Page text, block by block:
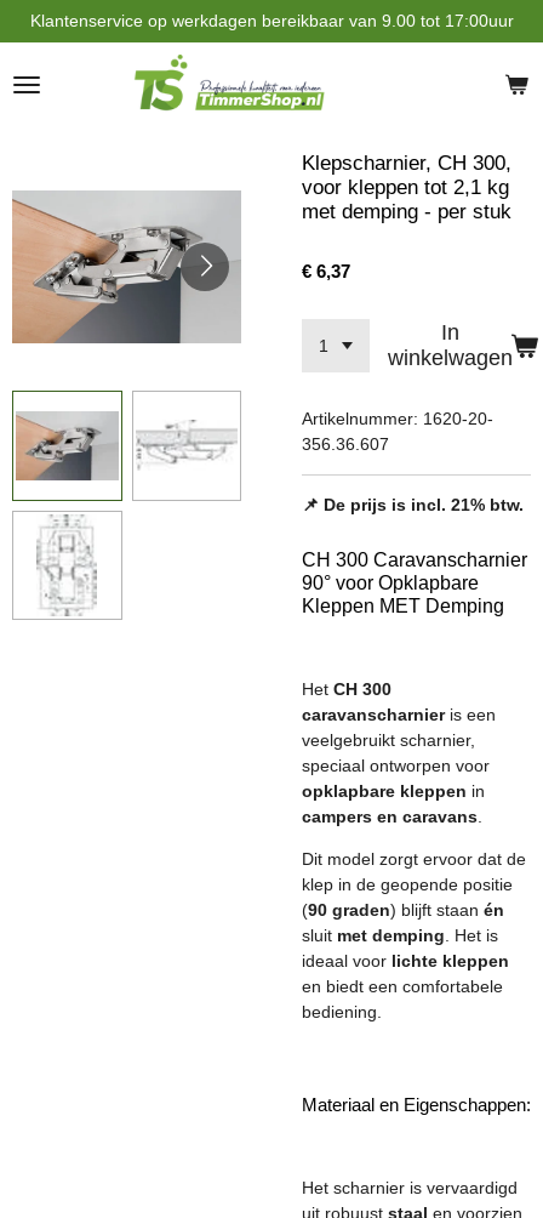
Ga
direct
naar
de
Klantenservice op werkdagen bereikbaar van 9.00 tot 17:00uur
Klepscharnier, CH 300,
voor kleppen tot 2,1 kg
met demping - per stuk
€ 6,37
In
winkelwagen
Artikelnummer: 1620-20-
356.36.607
📌 De prijs is incl. 21% btw.
CH 300 Caravanscharnier
90° voor Opklapbare
Kleppen MET Demping
Het CH 300
caravanscharnieris een
veelgebruikt scharnier,
speciaal ontworpen voor
opklapbare kleppen in
campers en caravans
Dit model zorgt ervoor dat de
klep in de geopende positie
(90 graden) blijft staan én
sluit met demping . Het is
ideaal voor lichte kleppen
en biedt een comfortabele
bediening.
Materiaal en Eigenschappen:
Het scharnier is vervaardigd
uit robuust staal en voorzien